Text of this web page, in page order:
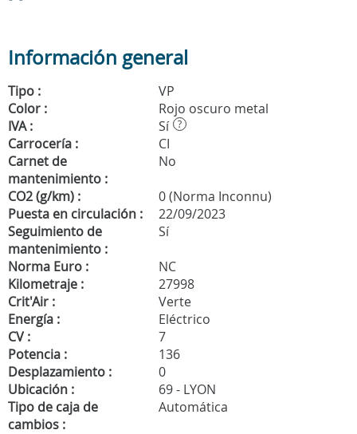
Información general
Tipo :
VP
Color :
Rojo oscuro metal
IVA :
Sí ?
Carrocería :
CI
Carnet de
mantenimiento :
No
CO2 (g/km) :
0 (Norma Inconnu)
Puesta en circulación :
22/09/2023
Seguimiento de
mantenimiento :
Sí
Norma Euro :
NC
Kilometraje :
27998
Crit'Air :
Verte
Energía :
Eléctrico
CV :
7
Potencia :
136
Desplazamiento :
0
Ubicación :
69 - LYON
Tipo de caja de
cambios :
Automática